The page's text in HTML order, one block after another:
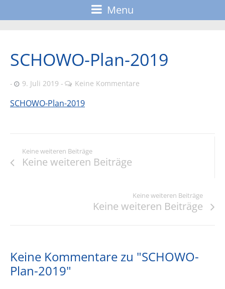
Menu
SCHOWO-Plan-2019
9. Juli 2019 Keine Kommentare
SCHOWO-Plan-2019
Keine weiteren Beiträge
Keine weiteren Beiträge
Keine weiteren Beiträge
Keine weiteren Beiträge
Keine Kommentare zu "SCHOWO-
Plan-2019"